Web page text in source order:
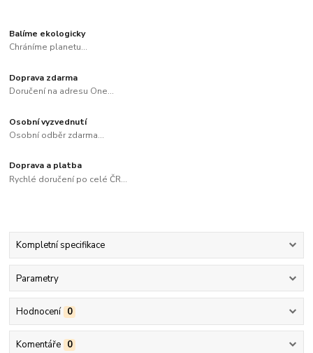
Balíme ekologicky
Chráníme planetu...
Doprava zdarma
Doručení na adresu One...
Osobní vyzvednutí
Osobní odběr zdarma...
Doprava a platba
Rychlé doručení po celé ČR...
Kompletní specifikace
Parametry
Hodnocení 0
Komentáře 0